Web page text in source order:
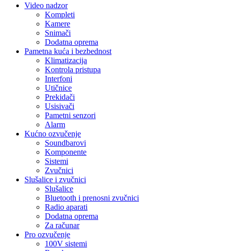
Video nadzor
Kompleti
Kamere
Snimači
Dodatna oprema
Pametna kuća i bezbednost
Klimatizacija
Kontrola pristupa
Interfoni
Utičnice
Prekidači
Usisivači
Pametni senzori
Alarm
Kućno ozvučenje
Soundbarovi
Komponente
Sistemi
Zvučnici
Slušalice i zvučnici
Slušalice
Bluetooth i prenosni zvučnici
Radio aparati
Dodatna oprema
Za računar
Pro ozvučenje
100V sistemi